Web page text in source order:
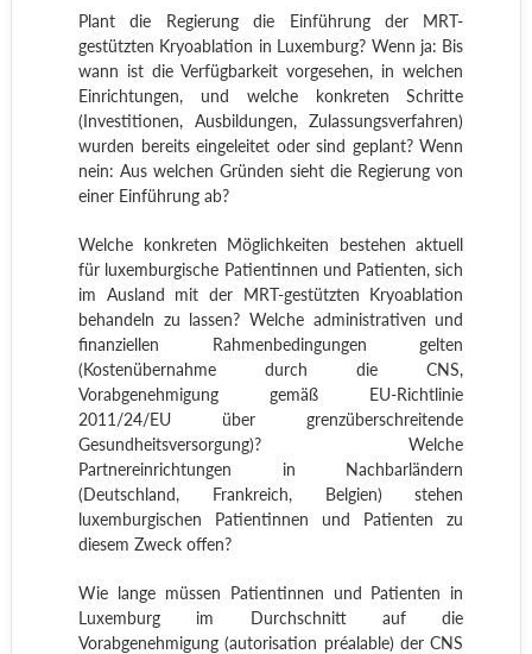
Plant die Regierung die Einführung der MRT-
gestützten Kryoablation in Luxemburg? Wenn ja: Bis
wann ist die Verfügbarkeit vorgesehen, in welchen
Einrichtungen, und welche konkreten Schritte
(Investitionen, Ausbildungen, Zulassungsverfahren)
wurden bereits eingeleitet oder sind geplant? Wenn
nein: Aus welchen Gründen sieht die Regierung von
einer Einführung ab?
Welche konkreten Möglichkeiten bestehen aktuell
für luxemburgische Patientinnen und Patienten, sich
im Ausland mit der MRT-gestützten Kryoablation
behandeln zu lassen? Welche administrativen und
finanziellen Rahmenbedingungen gelten
(Kostenübernahme durch die CNS,
Vorabgenehmigung gemäß EU-Richtlinie
2011/24/EU über grenzüberschreitende
Gesundheitsversorgung)? Welche
Partnereinrichtungen in Nachbarländern
(Deutschland, Frankreich, Belgien) stehen
luxemburgischen Patientinnen und Patienten zu
diesem Zweck offen?
Wie lange müssen Patientinnen und Patienten in
Luxemburg im Durchschnitt auf die
Vorabgenehmigung (autorisation préalable) der CNS